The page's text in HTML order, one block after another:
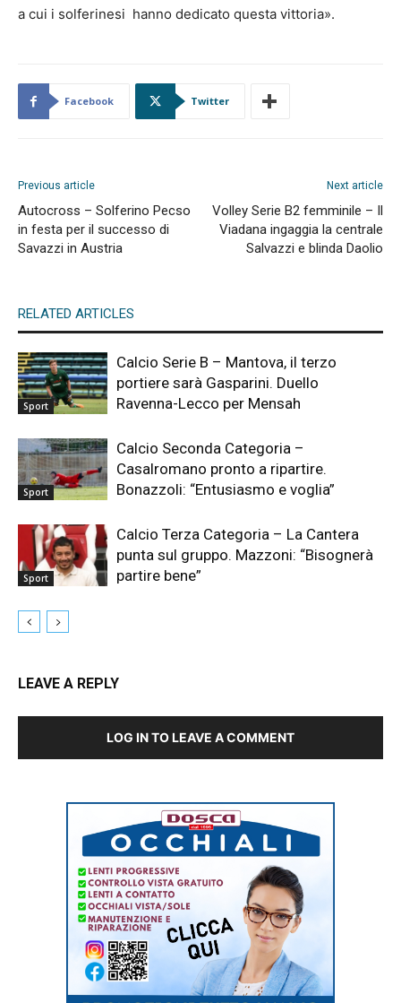
a cui i solferinesi hanno dedicato questa vittoria».
Facebook Twitter
Previous article
Autocross – Solferino Pecso
in festa per il successo di
Savazzi in Austria
Next article
Volley Serie B2 femminile – Il
Viadana ingaggia la centrale
Salvazzi e blinda Daolio
RELATED ARTICLES
Sport
Calcio Serie B – Mantova, il terzo
portiere sarà Gasparini. Duello
Ravenna-Lecco per Mensah
Sport
Calcio Seconda Categoria –
Casalromano pronto a ripartire.
Bonazzoli: “Entusiasmo e voglia”
Sport
Calcio Terza Categoria – La Cantera
punta sul gruppo. Mazzoni: “Bisognerà
partire bene”
LEAVE A REPLY
LOG IN TO LEAVE A COMMENT